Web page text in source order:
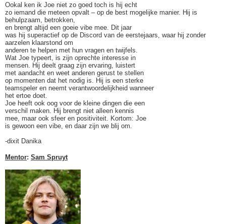
Ookal ken ik Joe niet zo goed toch is hij echt
zo iemand die meteen opvalt – op de best mogelijke manier. Hij is
behulpzaam, betrokken,
en brengt altijd een goeie vibe mee. Dit jaar
was hij superactief op de Discord van de eerstejaars, waar hij zonder
aarzelen klaarstond om
anderen te helpen met hun vragen en twijfels.
Wat Joe typeert, is zijn oprechte interesse in
mensen. Hij deelt graag zijn ervaring, luistert
met aandacht en weet anderen gerust te stellen
op momenten dat het nodig is. Hij is een sterke
teamspeler en neemt verantwoordelijkheid wanneer
het ertoe doet.
Joe heeft ook oog voor de kleine dingen die een
verschil maken. Hij brengt niet alleen kennis
mee, maar ook sfeer en positiviteit. Kortom: Joe
is gewoon een vibe, en daar zijn we blij om.
-dixit Danika
Mentor: Sam Spruyt